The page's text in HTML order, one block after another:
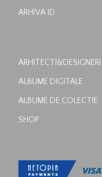
ARHIVA ID
ARHITECTI&DESIGNERI
ALBUME DIGITALE
ALBUME DE COLECTIE
SHOP